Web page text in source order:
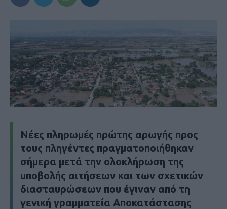
Νέες πληρωμές πρώτης αρωγής προς
τους πληγέντες πραγματοποιήθηκαν
σήμερα μετά την ολοκλήρωση της
υποβολής αιτήσεων και των σχετικών
διασταυρώσεων που έγιναν από τη
γενική γραμματεία Αποκατάστασης